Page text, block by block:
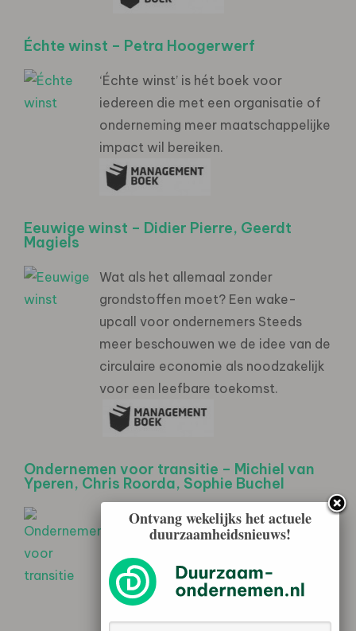
Échte winst – Petra Hoogerwerf
‘Échte winst’ is hét boek voor
iedereen die met een organisatie of
onderneming meer maatschappelijke
impact wil bereiken.
Eeuwige winst – Didier Pierre, Geerdt
Magiels
Wat als het allemaal zonder
grondstoffen moet? Een wake-
upcall voor ondernemers Steeds
meer beschouwen we de idee van de
circulaire economie als noodzakelijk
voor een leefbare toekomst.
Ondernemen voor transitie – Michiel van
Yperen, Chris Roorda, Sophie Buchel
Dit boek introduceert de
transitieaanpak als manier om
ruimte te maken voor fundamentele
verandering.
Ontvang wekelijks het actuele
duurzaamheidsnieuws!